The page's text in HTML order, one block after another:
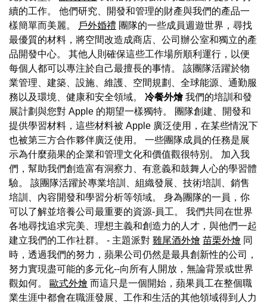
續的工作。 他們研究、開發和管理的財產與我們的產品一
樣簡單而美麗。
戶外婚禮 團隊的一些成員週遊世界，尋找
最優質的材料，將空間改造成商店、公司辦公室和獨立的產
品開發中心。 其他人則確保這些工作場所順利運行，以便
每個人都可以專注於自己最擅長的事情。 該團隊活躍於物
業管理、建築、設施、維護、空間規劃、全球能源、通勤服
務以及環境、健康和安全領域。 冷餐外燴我們的培訓和發
展計劃與您對 Apple 的期望一樣獨特。 團隊創建、開發和
提供學習材料，這些材料被 Apple 廣泛使用，在某些情況下
也被第三方合作夥伴廣泛使用。 一些團隊成員的任務是展
示為什麼蘋果的企業和管理文化和價值觀很特別。 加入我
們，幫助我們創造富有洞察力、有意義和鼓舞人心的學習體
驗。 該團隊活躍於專業培訓、組織發展、技術培訓、銷售
培訓、內容開發和學習分析等領域。 身為團隊的一員，你
可以了解並培養公司最重要的資源-員工。 我們共同在世界
各地尋找追求完美、理想主義和創造力的人才，與他們一起
建立我們的工作社群。 - 主題派對 雞尾酒外燴 苗栗外燴 同
時，透過我們的努力，蘋果公司仍然是最具創新性的公司，
努力實現盡可能的多元化--向所有人開放，無論背景或世界
觀如何。
歐式外燴 而這只是一個開始，蘋果員工在整個職
業生涯中都會在職涯發展、工作和生活的其他領域得到人力